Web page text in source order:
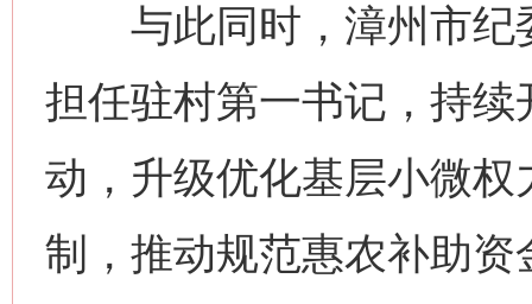
与此同时，漳州市纪
担任驻村第一书记，持续
动，升级优化基层小微权
制，推动规范惠农补助